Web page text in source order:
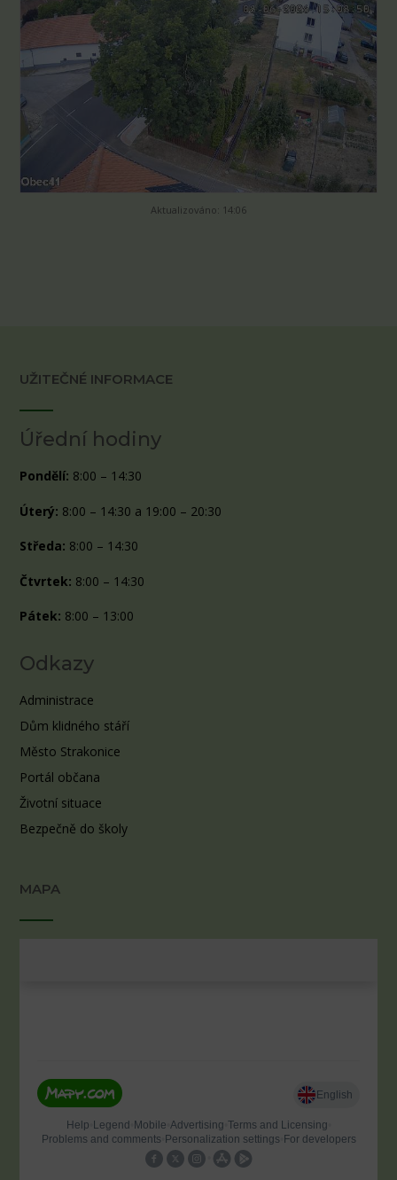
Aktualizováno: 14:06
UŽITEČNÉ INFORMACE
Úřední hodiny
Pondělí: 8:00 – 14:30
Úterý: 8:00 – 14:30 a 19:00 – 20:30
Středa: 8:00 – 14:30
Čtvrtek: 8:00 – 14:30
Pátek: 8:00 – 13:00
Odkazy
Administrace
Dům klidného stáří
Město Strakonice
Portál občana
Životní situace
Bezpečně do školy
MAPA